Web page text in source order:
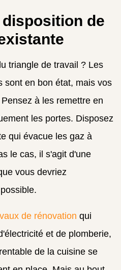
de
triangle de travail ? Les
sont en bon état, mais vos
à les remettre en
les portes. Disposez
qui évacue les gaz à
le cas, il s'agit d'une
vous devriez
de rénovation qui
et de plomberie,
de la cuisine se